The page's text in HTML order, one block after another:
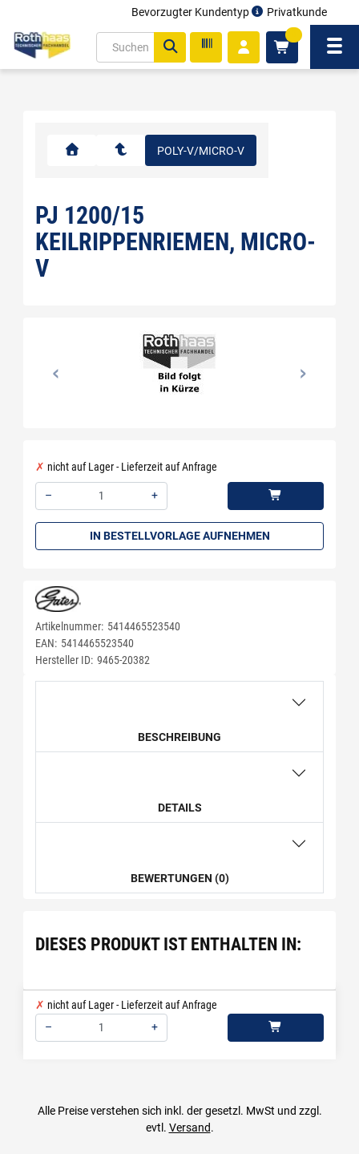
Bevorzugter Kundentyp Privatkunde
POLY-V/MICRO-V
PJ 1200/15
KEILRIPPENRIEMEN, MICRO-
V
nicht auf Lager - Lieferzeit auf Anfrage
–
+
IN BESTELLVORLAGE AUFNEHMEN
Artikelnummer: 5414465523540
EAN: 5414465523540
Hersteller ID: 9465-20382
BESCHREIBUNG
DETAILS
BEWERTUNGEN (0)
DIESES PRODUKT IST ENTHALTEN IN:
nicht auf Lager - Lieferzeit auf Anfrage
–
+
Alle Preise verstehen sich inkl. der gesetzl. MwSt und zzgl.
evtl. Versand.